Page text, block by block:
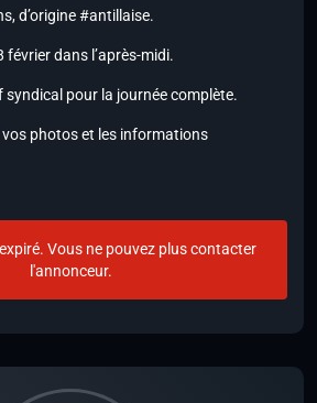
d’origine #antillaise.
février dans l’après-midi.
pour la journée complète.
photos et les informations
Vous ne pouvez plus contacter
l'annonceur.